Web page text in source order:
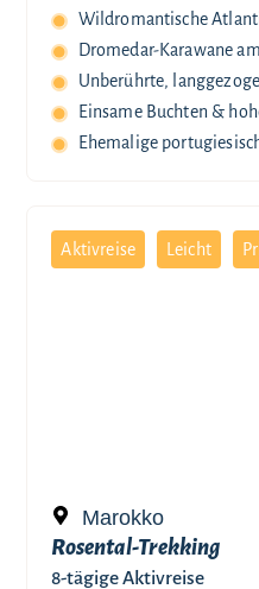
Wildromantische
Dromedar-Karawane
Unberührte,
Einsame Buchten &
Ehemalige
Aktivreise Leicht
Marokko
Rosental-Trekking
8-tägige Aktivreise